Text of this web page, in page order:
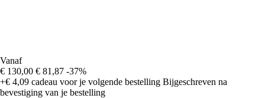
Vanaf
€ 130,00 € 81,87 -37%
+€ 4,09 cadeau voor je volgende bestelling Bijgeschreven na
bevestiging van je bestelling